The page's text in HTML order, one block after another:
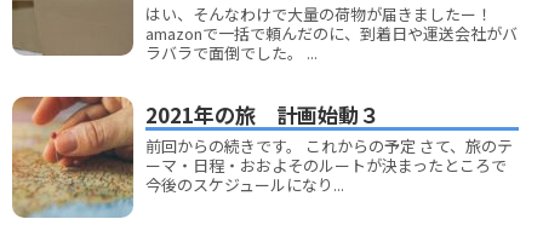
はい、そんなわけで大量の荷物が届きましたー！
amazonで一括で頼んだのに、到着日や運送会社がバ
ラバラで面倒でした。 ...
2021年の旅 計画始動３
前回からの続きです。 これからの予定 さて、旅のテ
ーマ・日程・おおよそのルートが決まったところで
今後のスケジュールになり...